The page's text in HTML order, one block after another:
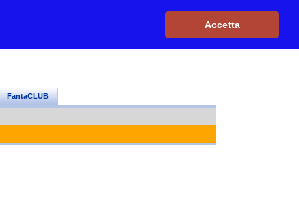
Accetta
Contattaci|Login|
FantaCLUB